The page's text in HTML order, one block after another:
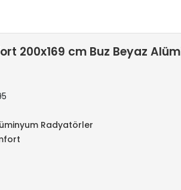
200x169 cm Buz Beyaz
Radyatörler